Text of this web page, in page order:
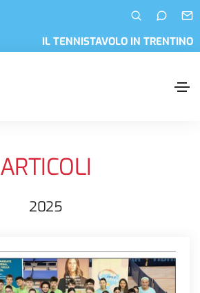
IL TENNISTAVOLO IN TRENTINO
ARTICOLI
2025